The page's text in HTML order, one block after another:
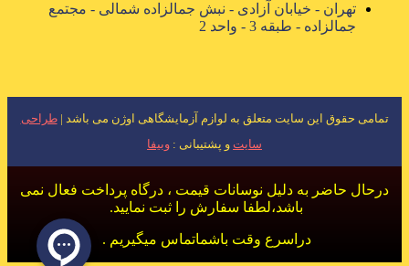
تهران - خیابان آزادی - نبش جمالزاده شمالی - مجتمع
جمالزاده - طبقه 3 - واحد 2
تمامی حقوق این سایت متعلق به لوازم آزمایشگاهی اوژن می باشد |طراحی
سایت و پشتیبانی : وبیفا
درحال حاضر به دلیل نوسانات قیمت ، درگاه پرداخت فعال نمی
باشد،لطفا سفارش را ثبت نمایید.
دراسرع وقت باشماتماس میگیریم .